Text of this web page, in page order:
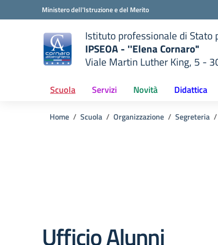
Vai ai contenuti
Vai al menu di navigazioneMinistero dell'Istruzione e del Merito
Istituto professionale di
IPSEOA - ''Elena Cornaro"
Viale Martin Luther King, 5 -
Scuola Servizi Novità Didattica
Home Scuola Organizzazione Segreteria
Ufficio Alunni